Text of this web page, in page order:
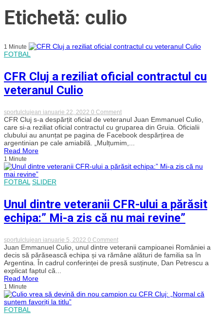
Etichetă: culio
1 Minute
FOTBAL
CFR Cluj a reziliat oficial contractul cu
veteranul Culio
sportulclujean ianuarie 22, 2022 0 Commenton
CFR
Cluj
a
reziliat
oficial
veteranul
CFR Cluj s-a despărțit oficial de veteranul Juan Emmanuel Culio,
care si-a reziliat oficial contractul cu gruparea din Gruia. Oficialii
clubului au anunțat pe pagina de Facebook despărțirea de
argentinian pe cale amiabilă. „Mulțumim,...
Read More
1 Minute
FOTBAL SLIDER
Unul dintre veteranii CFR-ului a părăsit
echipa:” Mi-a zis că nu mai revine”
sportulclujean ianuarie 5, 2022 0 Commenton
Unul
dintre
veteranii
CFR-
echipa:”
Juan Emmanuel Culio, unul dintre veteranii campioanei României a
decis să părăsească echipa și va rămâne alături de familia sa în
Argentina. În cadrul conferinței de presă susținute, Dan Petrescu a
explicat faptul că...
Read More
1 Minute
FOTBAL